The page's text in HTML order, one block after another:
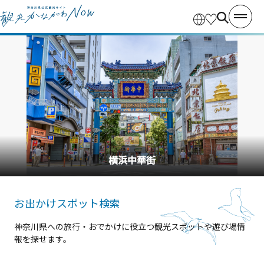
横浜中華街
お出かけスポット検索
神奈川県への旅行・おでかけに役立つ観光スポットや遊び場情
報を探せます。